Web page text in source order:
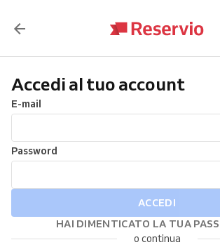
Accedi al tuo account
E-mail
Password
ACCEDI
HAI DIMENTICATO LA TUA
o continua